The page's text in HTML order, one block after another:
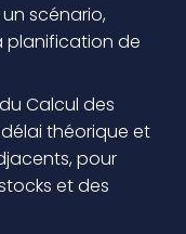
scénario,
planification de
Calcul des
délai théorique et
pour
et des